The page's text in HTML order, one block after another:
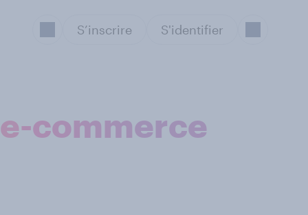
S’inscrire S'identifier
commerce